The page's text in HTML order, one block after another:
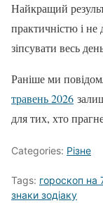
Найкращий
практичністю і
зіпсувати весь
Раніше ми
травень 2026
для тих, хто
Categories: Різне
Tags: гороскоп на
знаки зодіаку